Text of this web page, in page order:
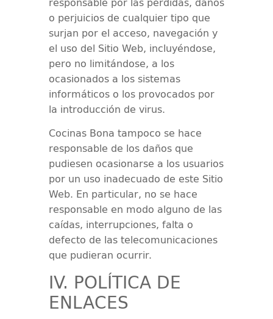
o perjuicios de cualquier tipo que
surjan por el acceso, navegación y
el uso del Sitio Web, incluyéndose,
pero no limitándose, a los
ocasionados a los sistemas
informáticos o los provocados por
la introducción de virus.
Cocinas Bona tampoco se hace
responsable de los daños que
pudiesen ocasionarse a los usuarios
por un uso inadecuado de este Sitio
Web. En particular, no se hace
responsable en modo alguno de las
caídas, interrupciones, falta o
defecto de las telecomunicaciones
que pudieran ocurrir.
IV. POLÍTICA DE
ENLACES